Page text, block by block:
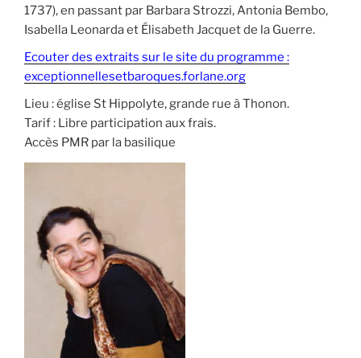
1737), en passant par Barbara Strozzi, Antonia Bembo,
Isabella Leonarda et Élisabeth Jacquet de la Guerre.
Ecouter des extraits sur le site du programme :
exceptionnellesetbaroques.forlane.org
Lieu : église St Hippolyte, grande rue à Thonon.
Tarif : Libre participation aux frais.
Accès PMR par la basilique